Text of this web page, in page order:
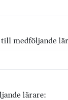
medföljande
lärare: